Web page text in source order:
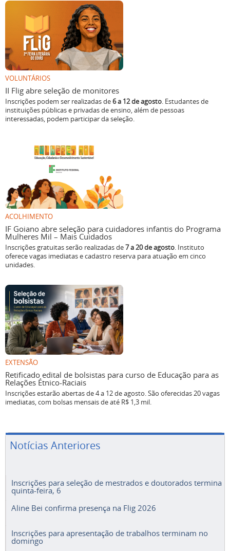
VOLUNTÁRIOS
II Flig abre seleção de monitores
Inscrições podem ser realizadas de6 a 12 de agosto. Estudantes de
instituições públicas e privadas de ensino, além de pessoas
interessadas, podem participar da seleção.
ACOLHIMENTO
IF Goiano abre seleção para cuidadores infantis do Programa
Mulheres Mil – Mais Cuidados
Inscrições gratuitas serão realizadas de7 a 20 de agosto. Instituto
oferece vagas imediatas e cadastro reserva para atuação em cinco
unidades.
EXTENSÃO
Retificado edital de bolsistas para curso de Educação para as
Relações Étnico-Raciais
Inscrições estarão abertas de 4 a 12 de agosto. São oferecidas 20 vagas
imediatas, com bolsas mensais de até R$ 1,3 mil.
Notícias Anteriores
Inscrições para seleção de mestrados e doutorados termina
quinta-feira, 6
Aline Bei confirma presença na Flig 2026
Inscrições para apresentação de trabalhos terminam no
domingo